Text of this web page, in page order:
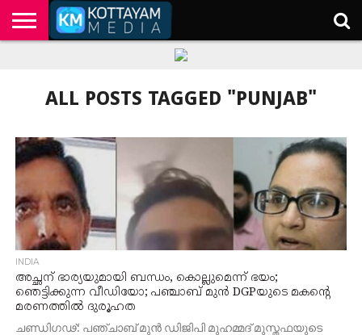
ALL POSTS TAGGED "PUNJAB"
INDIA
അച്ഛന് ഭാര്യയുമായി ബന്ധം, കൊല്ലുമെന്ന് ഭയം;
ഞെട്ടിക്കുന്ന വീഡിയോ; പഞ്ചാബ് മുൻ DGPയുടെ മകന്റെ
മരണത്തിൽ ദുരൂഹത
ചണ്ഡിഗഢ്: പഞ്ചാബ് മുന്‍ ഡിജിപി മുഹമ്മദ് മുസ്തഫയുടെ